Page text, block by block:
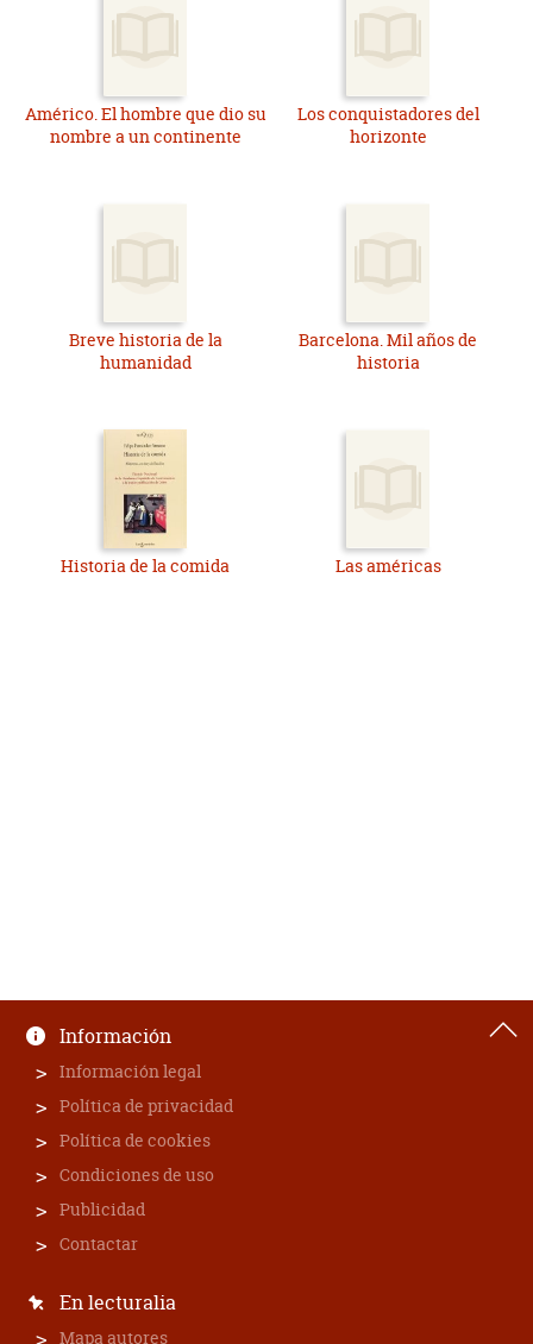
Américo. El hombre que dio su
nombre a un continente
Los conquistadores del
horizonte
Breve historia de la
humanidad
Barcelona. Mil años de
historia
Historia de la comida Las américas
Información
Información legal
Política de privacidad
Política de cookies
Condiciones de uso
Publicidad
Contactar
En lecturalia
Mapa autores